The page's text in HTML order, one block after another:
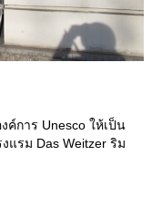
ค์การ Unesco ให้เป็น
แรม Das Weitzer ริม